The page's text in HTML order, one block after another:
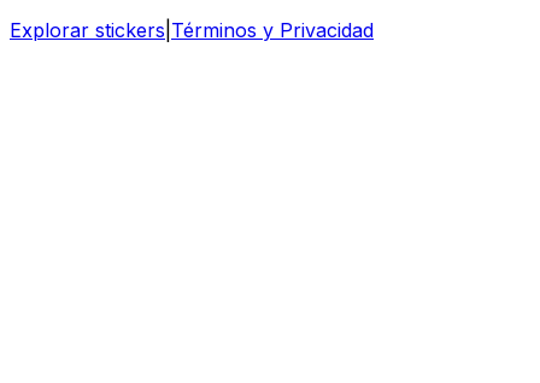
Explorar stickers Términos y Privacidad